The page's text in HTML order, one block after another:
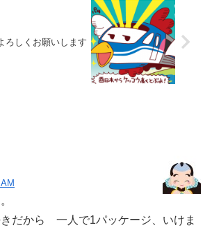
ろしくお願いします
だから 一人で1パッケージ、いけま